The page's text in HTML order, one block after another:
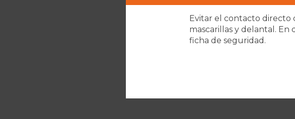
Evitar el contacto directo
mascarillas y delantal. En
ficha de seguridad.